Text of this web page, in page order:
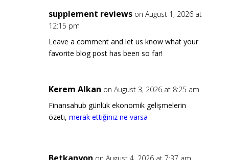
supplement reviews on August 1, 2026 at
12:15 pm
Leave a comment and let us know what your
favorite blog post has been so far!
Kerem Alkan on August 3, 2026 at 8:25 am
Finansahub günlük ekonomik gelişmelerin
özeti, merak ettiğiniz ne varsa
Betkanyon on August 4, 2026 at 7:37 am